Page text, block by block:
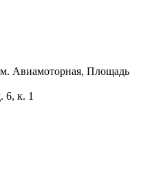
Авиамоторная, Площадь
6, к. 1